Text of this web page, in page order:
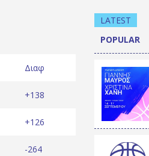
Διαφ
+138
+126
-264
LATEST
POPULAR